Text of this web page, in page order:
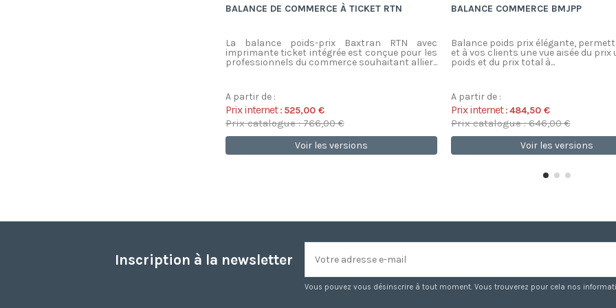
BALANCE DE COMMERCE À TICKET RTN
La balance poids-prix Baxtran RTN avec
imprimante ticket intégrée est conçue pour les
professionnels du commerce souhaitant allier...
A partir de :
Prix internet : 525,00 €
Prix catalogue : 766,00 €
Voir les versions
BALANCE COMMERCE BMJPP
Balance poids prix élégante,
et à vos clients une vue aisée du prix
poids et du prix total à...
A partir de :
Prix internet :484,50 €
Prix catalogue : 646,00 €
Voir les versions
Inscription à la newsletter
Vous pouvez vous désinscrire à tout moment. Vous trouverez pour cela nos